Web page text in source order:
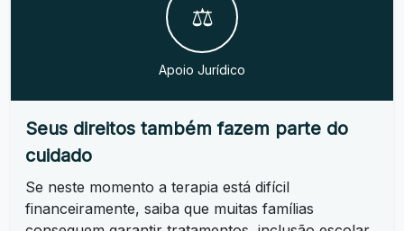
⚖️
Apoio Jurídico
Seus direitos também fazem parte do
cuidado
Se neste momento a terapia está difícil
financeiramente, saiba que muitas famílias